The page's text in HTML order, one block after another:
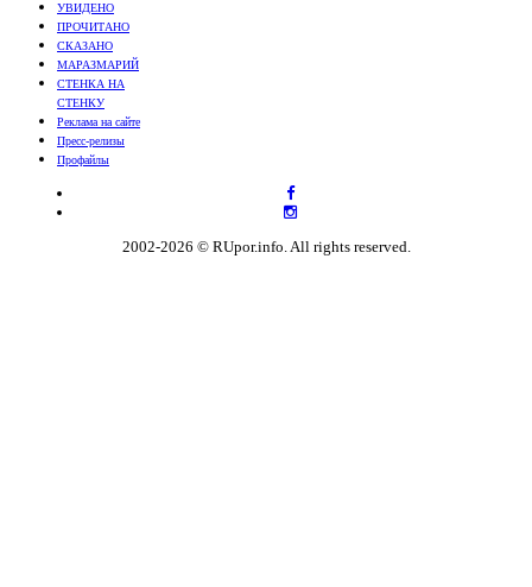
УВИДЕНО
ПРОЧИТАНО
СКАЗАНО
МАРАЗМАРИЙ
СТЕНКА НА
СТЕНКУ
Реклама на сайте
Пресс-релизы
Профайлы
2002-2026 © RUpor.info. All rights reserved.